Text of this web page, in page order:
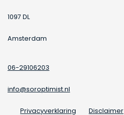
1097 DL
Amsterdam
06-29106203
info@soroptimist.nl
Privacyverklaring Disclaimer